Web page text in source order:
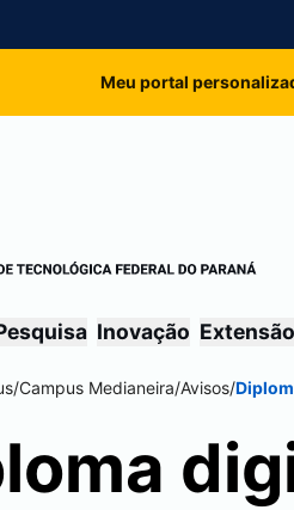
Meu portal
Inovação Extensão
/Campus Medianeira/Avisos/